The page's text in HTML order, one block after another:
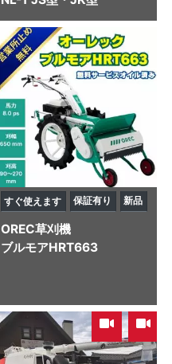
すぐ使えます 保証有り 新品
OREC草刈機
ブルモアHRT663
,